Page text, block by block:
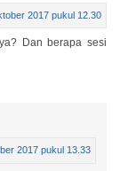
2017 pukul 12.30
Dan berapa sesi
2017 pukul 13.33